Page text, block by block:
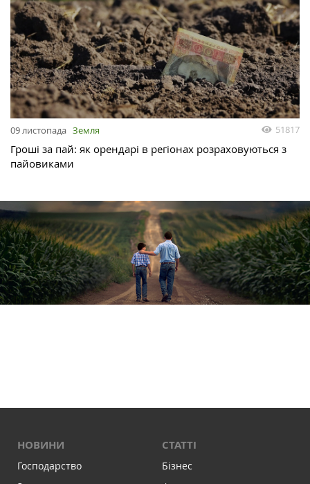
09 листопада Земля 51817
Гроші за пай: як орендарі в регіонах розраховуються з
пайовиками
НОВИНИ
Господарство
СТАТТІ
Бізнес